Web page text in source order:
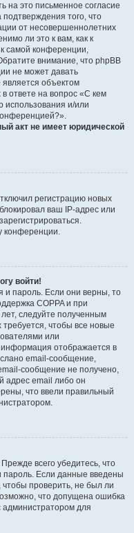
на это письменное согласие
того, что
от несовершеннолетних
ли это к вам, как к
самой конференции,
внимание, что phpBB
не может давать
объектом
ответе на вопрос «С кем
использования и/или
акт не имеет юридической
регистрацию новых
ваш IP-адрес или
конференции.
войти!
и пароль. Если они верны, то
COPPA и при
следуйте полученным
чтобы все новые
или
отображается в
email-сообщение,
сообщение не получено,
адрес email либо он
что ввели правильный
всего убедитесь, что
пароль. Если данные введены
проверить, не был ли
что допущена ошибка
администратором для